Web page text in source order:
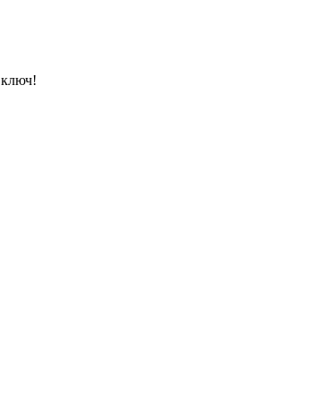
ключ!